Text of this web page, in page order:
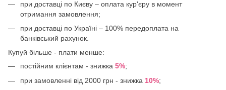
при доставці по Києву – оплата кур'єру в момент
отримання замовлення;
при доставці по Україні – 100% передоплата на
банківський рахунок.
Купуй більше - плати менше:
постійним клієнтам - знижка 5%;
при замовленні від 2000 грн - знижка 10%;